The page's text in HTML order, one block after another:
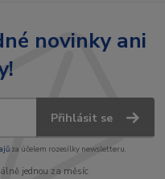
novinky ani
Přihlásit se
za účelem rozesílky newsletteru.
jednou za měsíc